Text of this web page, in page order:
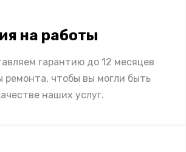
на работы
гарантию до 12 месяцев
ремонта, чтобы вы могли быть
наших услуг.